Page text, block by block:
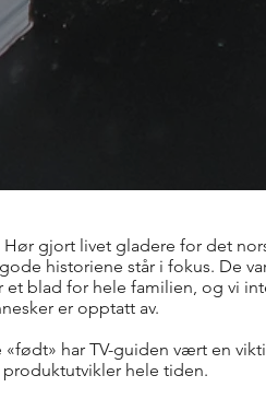
Hør gjort livet gladere for det
historiene står i fokus. De
et blad for hele familien, og vi
er opptatt av.
har TV-guiden vært en
hele tiden.